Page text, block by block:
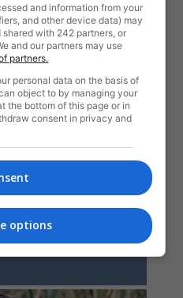
and information from your
and other device data) may
with 242 partners, or
and our partners may use
partners.
personal data on the basis of
object to by managing your
the bottom of this page or in
consent in privacy and
options